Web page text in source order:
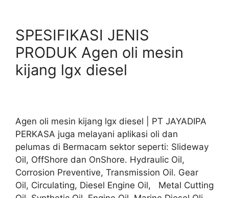
SPESIFIKASI JENIS
PRODUK Agen oli mesin
kijang lgx diesel
Agen oli mesin kijang lgx diesel | PT JAYADIPA
PERKASA juga melayani aplikasi oli dan
pelumas di Bermacam sektor seperti: Slideway
Oil, OffShore dan OnShore. Hydraulic Oil,
Corrosion Preventive, Transmission Oil. Gear
Oil, Circulating, Diesel Engine Oil, Metal Cutting